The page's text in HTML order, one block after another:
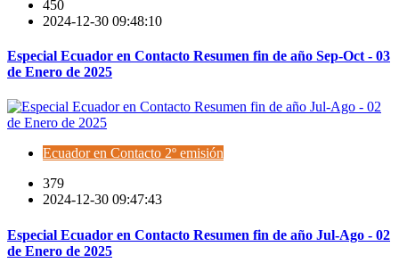
450
2024-12-30 09:48:10
Especial Ecuador en Contacto Resumen fin de año Sep-Oct - 03
de Enero de 2025
Ecuador en Contacto 2º emisión
379
2024-12-30 09:47:43
Especial Ecuador en Contacto Resumen fin de año Jul-Ago - 02
de Enero de 2025